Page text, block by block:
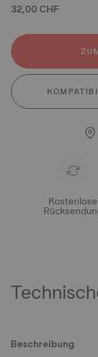
32,00 CHF
Kostenlose
Beschreibung